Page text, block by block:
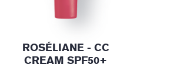
ROSÉLIANE - CC
CREAM SPF50+